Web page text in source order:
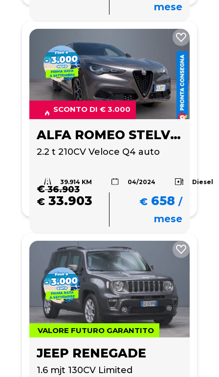
mese
SCONTO DI € 3.000
ALFA ROMEO STELVIO
2.2 t 210CV Veloce Q4 auto
39.914 KM 04/2024 Diesel
€36.903
€ 33.903 € 658 /
mese
VALORE FUTURO GARANTITO
JEEP RENEGADE
1.6 mjt 130CV Limited